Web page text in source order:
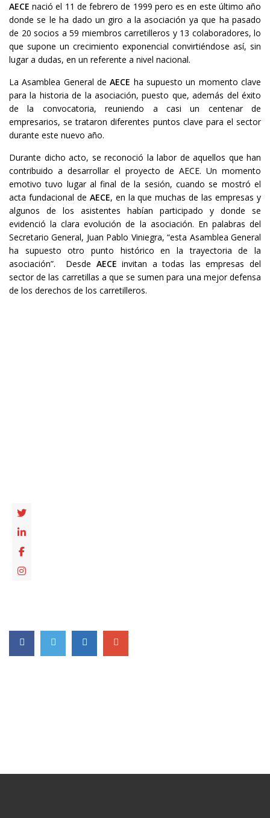
AECE nació el 11 de febrero de 1999 pero es en este último año
donde se le ha dado un giro a la asociación ya que ha pasado
de 20 socios a 59 miembros carretilleros y 13 colaboradores, lo
que supone un crecimiento exponencial convirtiéndose así, sin
lugar a dudas, en un referente a nivel nacional.
La Asamblea General deAECE ha supuesto un momento clave
para la historia de la asociación, puesto que, además del éxito
de la convocatoria, reuniendo a casi un centenar de
empresarios, se trataron diferentes puntos clave para el sector
durante este nuevo año.
Durante dicho acto, se reconoció la labor de aquellos que han
contribuido a desarrollar el proyecto de AECE. Un momento
emotivo tuvo lugar al final de la sesión, cuando se mostró el
acta fundacional de AECE, en la que muchas de las empresas y
algunos de los asistentes habían participado y donde se
evidenció la clara evolución de la asociación. En palabras del
Secretario General, Juan Pablo Viniegra, “esta Asamblea General
ha supuesto otro punto histórico en la trayectoria de la
asociación”. Desde AECE invitan a todas las empresas del
sector de las carretillas a que se sumen para una mejor defensa
de los derechos de los carretilleros.